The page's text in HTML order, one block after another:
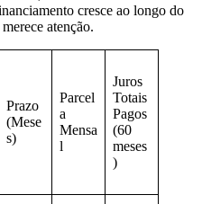
cresce ao longo do
atenção.
Prazo
(Mese
s)
Parcel
a
Mensa
l
Juros
Totais
Pagos
(60
meses
)